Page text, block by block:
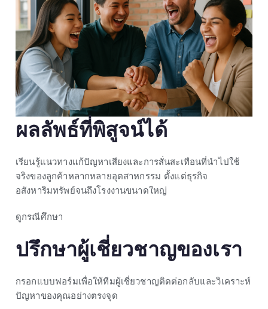
ผลลัพธ์ที่พิสูจน์ได้
เรียนรู้แนวทางแก้ปัญหาเสียงและการสั่นสะเทือนที่นำไปใช้
จริงของลูกค้าหลากหลายอุตสาหกรรม ตั้งแต่ธุรกิจ
อสังหาริมทรัพย์จนถึงโรงงานขนาดใหญ่
ดูกรณีศึกษา
ปรึกษาผู้เชี่ยวชาญของเรา
กรอกแบบฟอร์มเพื่อให้ทีมผู้เชี่ยวชาญติดต่อกลับและวิเคราะห์
ปัญหาของคุณอย่างตรงจุด